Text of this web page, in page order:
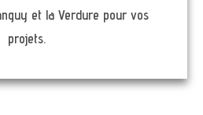
et la Verdure pour vos
projets.